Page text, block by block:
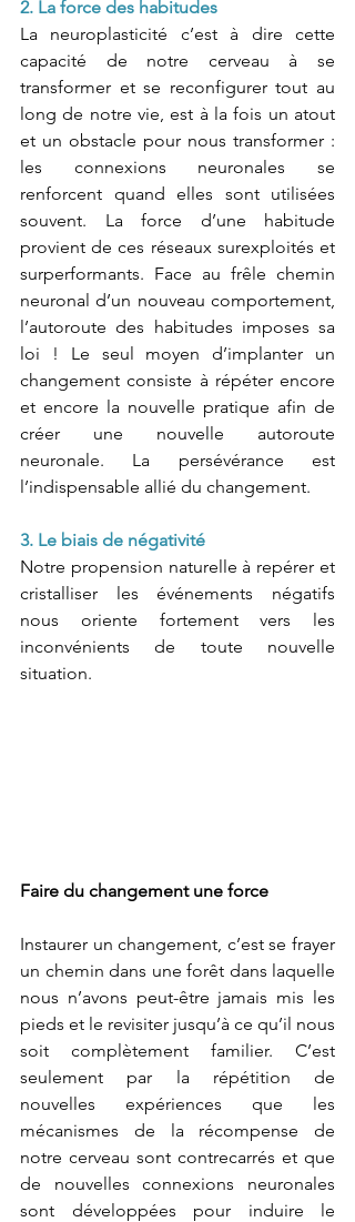
2. La force des habitudes
La neuroplasticité c’est à dire cette
capacité de notre cerveau à se
transformer et se reconfigurer tout au
long de notre vie, est à la fois un atout
et un obstacle pour nous transformer :
les connexions neuronales se
renforcent quand elles sont utilisées
souvent. La force d’une habitude
provient de ces réseaux surexploités et
surperformants. Face au frêle chemin
neuronal d’un nouveau comportement,
l’autoroute des habitudes imposes sa
loi ! Le seul moyen d’implanter un
changement consiste à répéter encore
et encore la nouvelle pratique afin de
créer une nouvelle autoroute
neuronale. La persévérance est
l’indispensable allié du changement.
3. Le biais de négativité
Notre propension naturelle à repérer et
cristalliser les événements négatifs
nous oriente fortement vers les
inconvénients de toute nouvelle
situation.
Faire du changement une force
Instaurer un changement, c’est se frayer
un chemin dans une forêt dans laquelle
nous n’avons peut-être jamais mis les
pieds et le revisiter jusqu’à ce qu’il nous
soit complètement familier. C’est
seulement par la répétition de
nouvelles expériences que les
mécanismes de la récompense de
notre cerveau sont contrecarrés et que
de nouvelles connexions neuronales
sont développées pour induire le